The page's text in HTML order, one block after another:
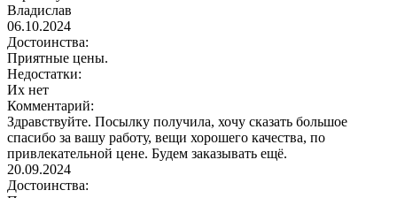
Владислав
06.10.2024
Достоинства:
Приятные цены.
Недостатки:
Их нет
Комментарий:
Здравствуйте. Посылку получила, хочу сказать большое
спасибо за вашу работу, вещи хорошего качества, по
привлекательной цене. Будем заказывать ещё.
20.09.2024
Достоинства: